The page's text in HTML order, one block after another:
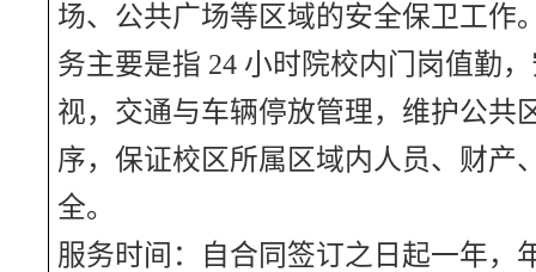
场、公共广场等区域的安全保卫工作
务主要是指 24 小时院校内门岗值勤
视，交通与车辆停放管理，维护公共
序，保证校区所属区域内人员、财产
全。
服务时间：
自合同签订之日起一年，